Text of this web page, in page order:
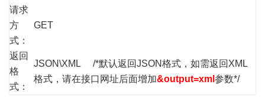
请求
方
式：
GET
返回
格
式：
JSON\XML /*默认返回JSON格式，如需返回XML
格式，请在接口网址后面增加&output=xml 参数*/